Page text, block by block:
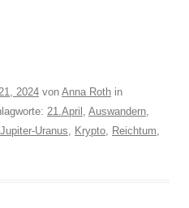
2024 von Anna Roth in
21.April , Auswandern,
Jupiter-Uranus, Krypto, Reichtum,